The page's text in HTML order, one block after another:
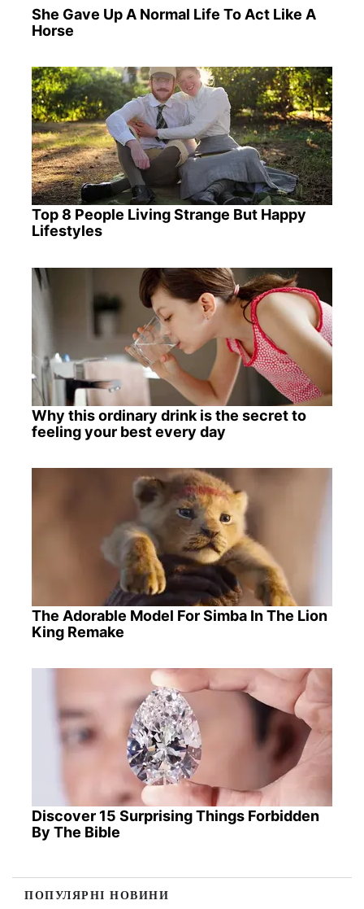
She Gave Up A Normal Life To Act Like A
Horse
Top 8 People Living Strange But Happy
Lifestyles
Why this ordinary drink is the secret to
feeling your best every day
The Adorable Model For Simba In The Lion
King Remake
Discover 15 Surprising Things Forbidden
By The Bible
ПОПУЛЯРНІ НОВИНИ